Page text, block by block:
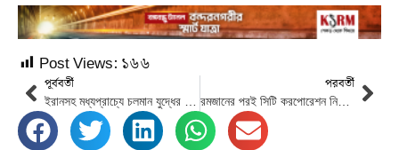
Post Views: ১৬৬
পূর্ববর্তী পরবর্তী
রমজানের পরই সিটি করপোরেশন নির্বাচন : ইসি আব্দুর রহমানেল মাছউদ